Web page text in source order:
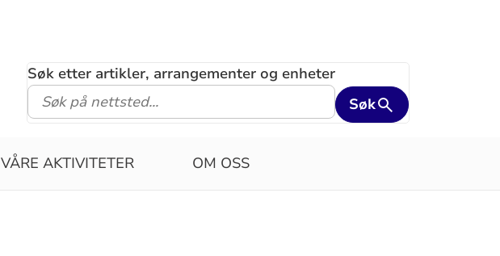
Søk etter artikler, arrangementer og enheter
Søk
VÅRE AKTIVITETER OM OSS